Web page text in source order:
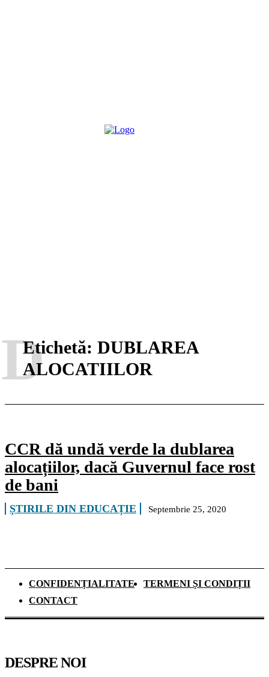
Etichetă: DUBLAREA
ALOCATIILOR
D
CCR dă undă verde la dublarea
alocațiilor, dacă Guvernul face rost
de bani
ȘTIRILE DIN EDUCAȚIE Septembrie 25, 2020
CONFIDENȚIALITATE
TERMENI ȘI CONDIȚII
CONTACT
DESPRE NOI